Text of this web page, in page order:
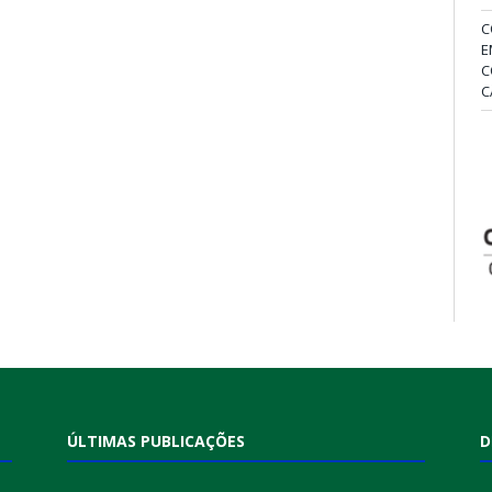
ÚLTIMAS PUBLICAÇÕES